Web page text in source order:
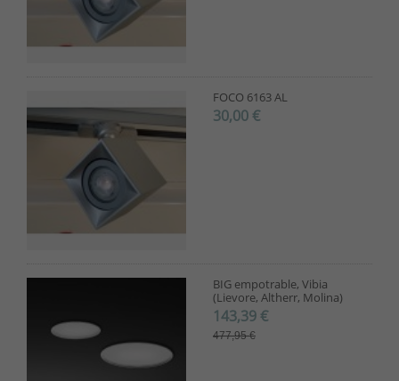
FOCO 6163 AL
30,00 €
BIG empotrable, Vibia
(Lievore, Altherr, Molina)
143,39 €
477,95 €